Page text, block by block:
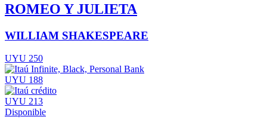
ROMEO Y JULIETA
WILLIAM SHAKESPEARE
UYU 250
UYU 188
UYU 213
Disponible